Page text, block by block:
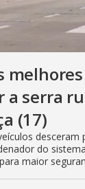
a serra
(17)
desceram
do
maior